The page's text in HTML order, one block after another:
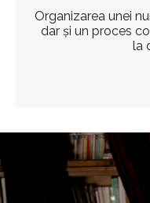
Organizarea unei
dar și un proces
la